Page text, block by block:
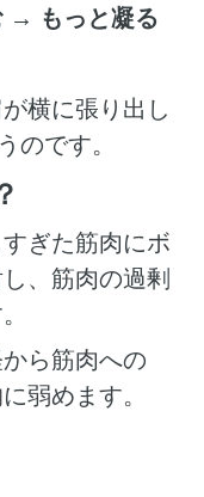
→ もっと凝る
横に張り出し
のです。
ぎた筋肉にボ
、筋肉の過剰
ら筋肉への
弱めます。